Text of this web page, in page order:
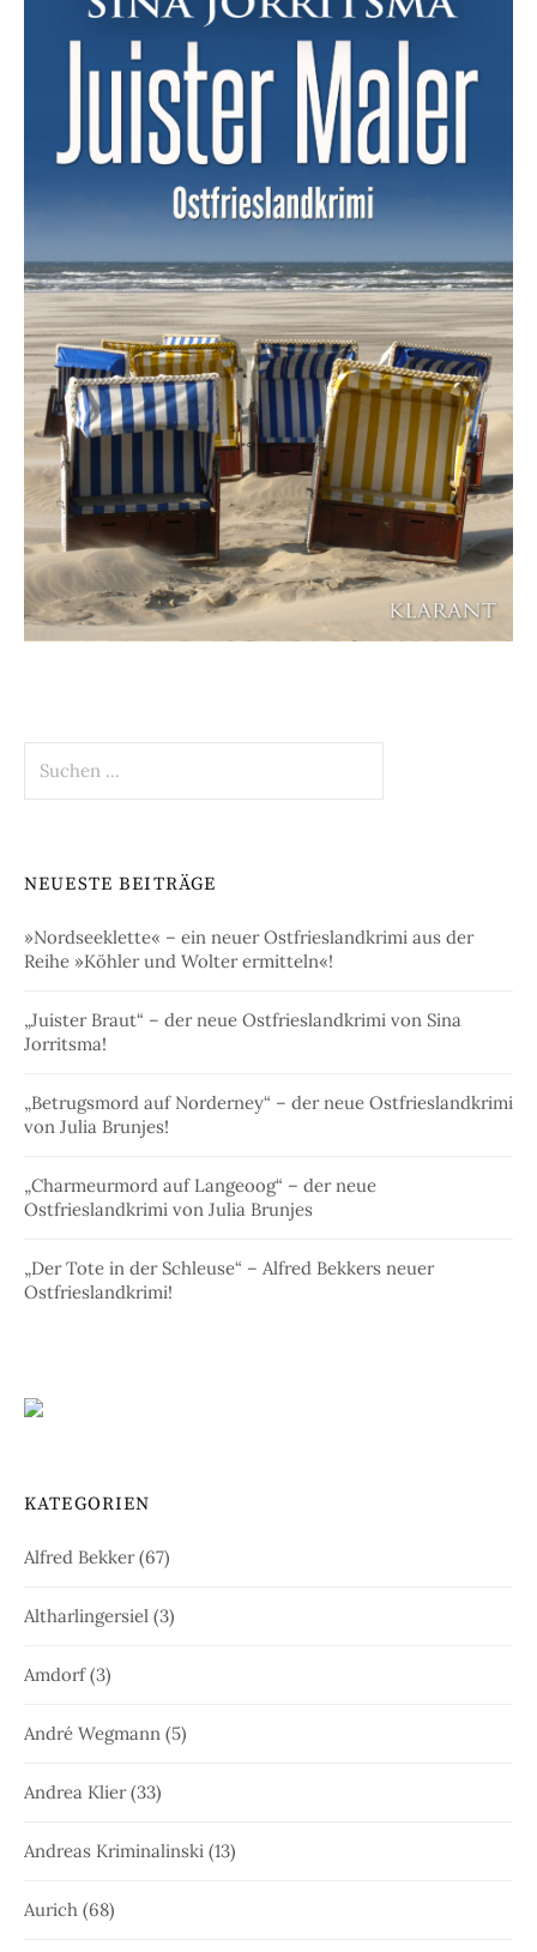
nach:
NEUESTE BEITRÄGE
»Nordseeklette« – ein neuer Ostfrieslandkrimi aus der
Reihe »Köhler und Wolter ermitteln«!
„Juister Braut“ – der neue Ostfrieslandkrimi von Sina
Jorritsma!
„Betrugsmord auf Norderney“ – der neue Ostfrieslandkrimi
von Julia Brunjes!
„Charmeurmord auf Langeoog“ – der neue
Ostfrieslandkrimi von Julia Brunjes
„Der Tote in der Schleuse“ – Alfred Bekkers neuer
Ostfrieslandkrimi!
KATEGORIEN
Alfred Bekker(67)
Altharlingersiel (3)
Amdorf(3)
André Wegmann (5)
Andrea Klier(33)
Andreas Kriminalinski (13)
Aurich (68)